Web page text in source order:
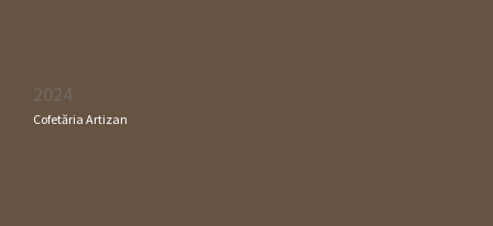
2024
Cofetăria Artizan